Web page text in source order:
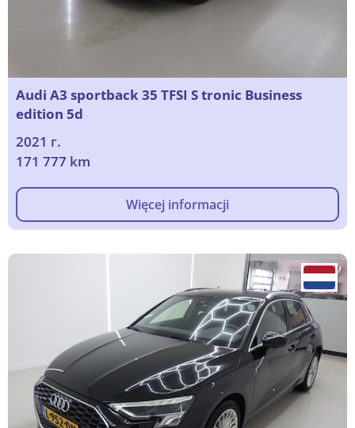
Audi A3 sportback 35 TFSI S tronic Business
edition 5d
2021 г.
171 777 km
Więcej informacji